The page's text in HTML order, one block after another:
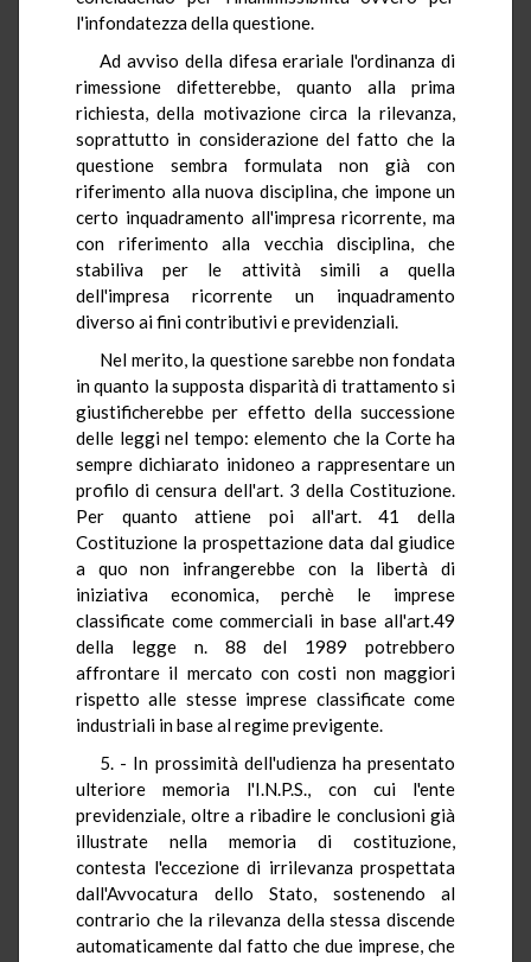
l'infondatezza della questione.
Ad avviso della difesa erariale l'ordinanza di
rimessione difetterebbe, quanto alla prima
richiesta, della motivazione circa la rilevanza,
soprattutto in considerazione del fatto che la
questione sembra formulata non già con
riferimento alla nuova disciplina, che impone un
certo inquadramento all'impresa ricorrente, ma
con riferimento alla vecchia disciplina, che
stabiliva per le attività simili a quella
dell'impresa ricorrente un inquadramento
diverso ai fini contributivi e previdenziali.
Nel merito, la questione sarebbe non fondata
in quanto la supposta disparità di trattamento si
giustificherebbe per effetto della successione
delle leggi nel tempo: elemento che la Corte ha
sempre dichiarato inidoneo a rappresentare un
profilo di censura dell'art. 3 della Costituzione.
Per quanto attiene poi all'art. 41 della
Costituzione la prospettazione data dal giudice
a quo non infrangerebbe con la libertà di
iniziativa economica, perchè le imprese
classificate come commerciali in base all'art.49
della legge n. 88 del 1989 potrebbero
affrontare il mercato con costi non maggiori
rispetto alle stesse imprese classificate come
industriali in base al regime previgente.
5. - In prossimità dell'udienza ha presentato
ulteriore memoria l'I.N.P.S., con cui l'ente
previdenziale, oltre a ribadire le conclusioni già
illustrate nella memoria di costituzione,
contesta l'eccezione di irrilevanza prospettata
dall'Avvocatura dello Stato, sostenendo al
contrario che la rilevanza della stessa discende
automaticamente dal fatto che due imprese, che